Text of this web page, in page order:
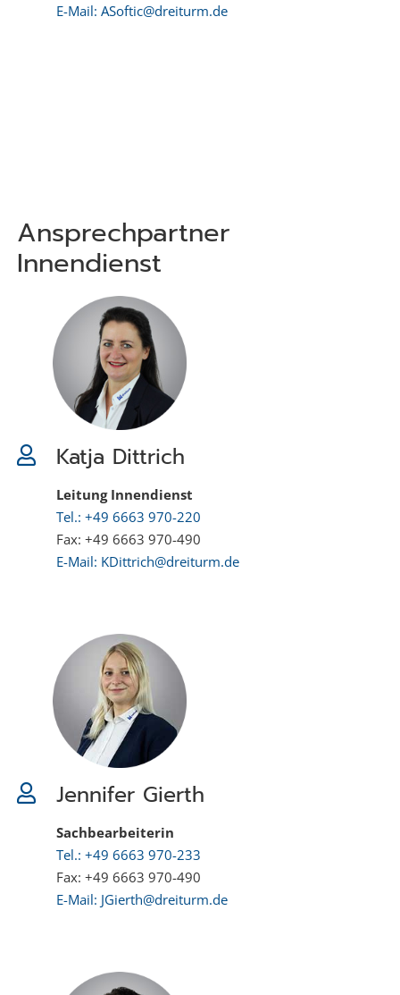
E-Mail: ASoftic@dreiturm.de
Ansprechpartner
Innendienst
Katja Dittrich
Leitung Innendienst
Tel.: +49 6663 970-220
Fax: +49 6663 970-490
E-Mail: KDittrich@dreiturm.de
Jennifer Gierth
Sachbearbeiterin
Tel.: +49 6663 970-233
Fax: +49 6663 970-490
E-Mail: JGierth@dreiturm.de